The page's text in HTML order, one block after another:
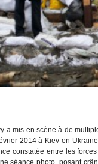
a mis en scène à de
2014 à Kiev en
constatée entre les
séance photo, posant